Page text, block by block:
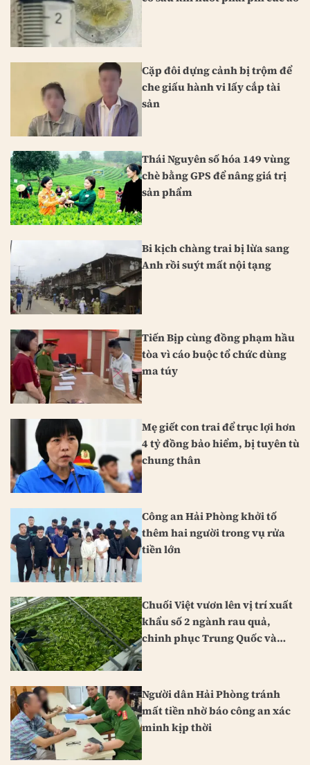
Cặp đôi dựng cảnh bị trộm để
che giấu hành vi lấy cắp tài
sản
Thái Nguyên số hóa 149 vùng
chè bằng GPS để nâng giá trị
sản phẩm
Bi kịch chàng trai bị lừa sang
Anh rồi suýt mất nội tạng
Tiến Bịp cùng đồng phạm hầu
tòa vì cáo buộc tổ chức dùng
ma túy
Mẹ giết con trai để trục lợi hơn
4 tỷ đồng bảo hiểm, bị tuyên tù
chung thân
Công an Hải Phòng khởi tố
thêm hai người trong vụ rửa
tiền lớn
Chuối Việt vươn lên vị trí xuất
khẩu số 2 ngành rau quả,
chinh phục Trung Quốc và
Người dân Hải Phòng tránh
mất tiền nhờ báo công an xác
minh kịp thời